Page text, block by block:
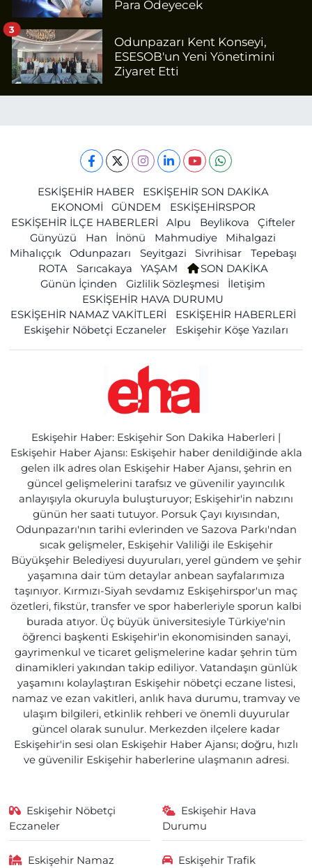
Para Ödeyecek
Odunpazarı Kent Konseyi,
ESESOB'un Yeni Yönetimini
Ziyaret Etti
3
ESKİŞEHİR HABER
ESKİŞEHİR SON DAKİKA
EKONOMİ
GÜNDEM
ESKİŞEHİRSPOR
ESKİŞEHİR İLÇE HABERLERİ
Alpu Beylikova
Çifteler
Günyüzü
Han İnönü Mahmudiye
Mihalgazi
Mihalıççık
Odunpazarı Seyitgazi Sivrihisar
Tepebaşı
ROTA
Sarıcakaya YAŞAM
SON DAKİKA
Günün İçinden
Gizlilik Sözleşmesi
İletişim
ESKİŞEHİR HAVA DURUMU
ESKİŞEHİR NAMAZ VAKİTLERİ
ESKİŞEHİR HABERLERİ
Eskişehir Nöbetçi Eczaneler
Eskişehir Köşe Yazıları
Eskişehir Haber: Eskişehir Son Dakika Haberleri |
Eskişehir Haber Ajansı: Eskişehir haber denildiğinde akla
gelen ilk adres olan Eskişehir Haber Ajansı, şehrin en
güncel gelişmelerini tarafsız ve güvenilir yayıncılık
anlayışıyla okuruyla buluşturuyor; Eskişehir'in nabzını
günün her saati tutuyor. Porsuk Çayı kıyısından,
Odunpazarı'nın tarihi evlerinden ve Sazova Parkı'ndan
sıcak gelişmeler, Eskişehir Valiliği ile Eskişehir
Büyükşehir Belediyesi duyuruları, yerel gündem ve şehir
yaşamına dair tüm detaylar anbean sayfalarımıza
taşınıyor. Kırmızı-Siyah sevdamız Eskişehirspor'un maç
özetleri, fikstür, transfer ve spor haberleriyle sporun kalbi
burada atıyor. Üç büyük üniversitesiyle Türkiye'nin
öğrenci başkenti Eskişehir'in ekonomisinden sanayi,
gayrimenkul ve ticaret gelişmelerine kadar şehrin tüm
dinamikleri yakından takip ediliyor. Vatandaşın günlük
yaşamını kolaylaştıran Eskişehir nöbetçi eczane listesi,
namaz ve ezan vakitleri, anlık hava durumu, tramvay ve
ulaşım bilgileri, etkinlik rehberi ve önemli duyurular
güncel olarak sunulur. Merkezden ilçelere kadar
Eskişehir'in sesi olan Eskişehir Haber Ajansı; doğru, hızlı
ve güvenilir Eskişehir haberlerine ulaşmanın adresi.
Eskişehir Nöbetçi
Eczaneler
Eskişehir Hava
Durumu
Eskişehir Namaz
Eskişehir Trafik